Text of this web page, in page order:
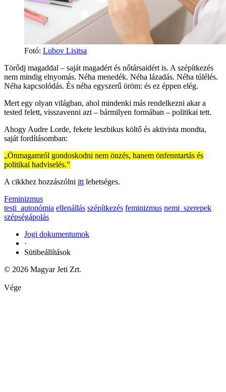
Fotó: Lubov Lisitsa
Törődj magaddal – saját magadért és nőtársaidért is. A szépítkezés
nem mindig elnyomás. Néha menedék. Néha lázadás. Néha túlélés.
Néha kapcsolódás. És néha egyszerű öröm: és ez éppen elég.
Mert egy olyan világban, ahol mindenki más rendelkezni akar a
tested felett, visszavenni azt – bármilyen formában – politikai tett.
Ahogy Audre Lorde, fekete leszbikus költő és aktivista mondta,
saját fordításomban:
„Önmagamról gondoskodni nem önzés, hanem önfenntartás és
politikai hadviselés.”
A cikkhez hozzászólni itt lehetséges.
Feminizmus
testi_autonómia ellenállás szépítkezés feminizmus nemi_szerepek
szépségápolás
Jogi dokumentumok
·
Sütibeállítások
© 2026 Magyar Jeti Zrt.
Vége